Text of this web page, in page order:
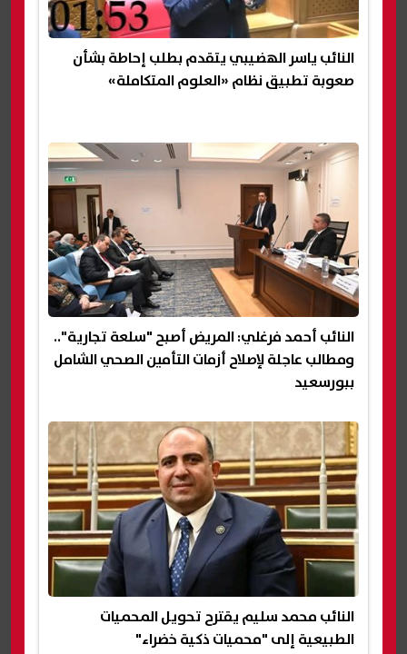
النائب ياسر الهضيبي يتقدم بطلب إحاطة بشأن
صعوبة تطبيق نظام «العلوم المتكاملة»
النائب أحمد فرغلي: المريض أصبح "سلعة تجارية"..
ومطالب عاجلة لإصلاح أزمات التأمين الصحي الشامل
ببورسعيد
النائب محمد سليم يقترح تحويل المحميات
الطبيعية إلى "محميات ذكية خضراء"